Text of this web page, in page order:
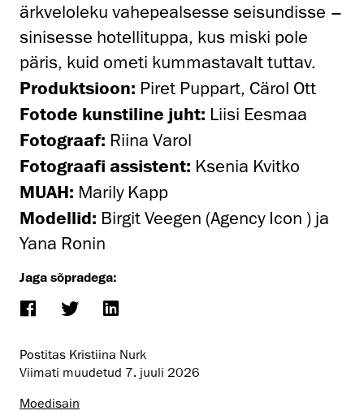
ärkveloleku vahepealsesse seisundisse –
sinisesse hotellituppa, kus miski pole
päris, kuid ometi kummastavalt tuttav.
Produktsioon: Piret Puppart, Cärol Ott
Fotode kunstiline juht: Liisi Eesmaa
Fotograaf: Riina Varol
Fotograafi assistent: Ksenia Kvitko
MUAH: Marily Kapp
Modellid: Birgit Veegen (Agency Icon ) ja
Yana Ronin
Jaga sõpradega:
Postitas Kristiina Nurk
Viimati muudetud 7. juuli 2026
Moedisain